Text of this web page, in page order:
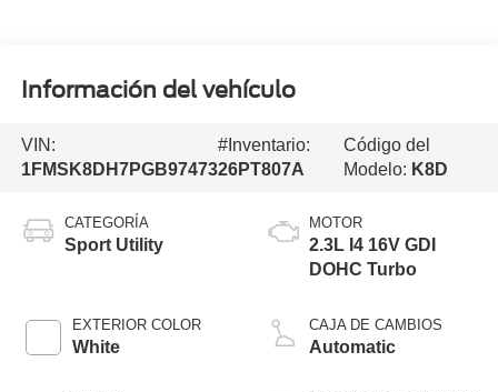
Información del vehículo
VIN:
1FMSK8DH7PGB97473
#Inventario:
26PT807A
Código del
Modelo: K8D
CATEGORÍA
Sport Utility
EXTERIOR COLOR
White
MOTOR
2.3L I4 16V GDI
DOHC Turbo
CAJA DE CAMBIOS
Automatic